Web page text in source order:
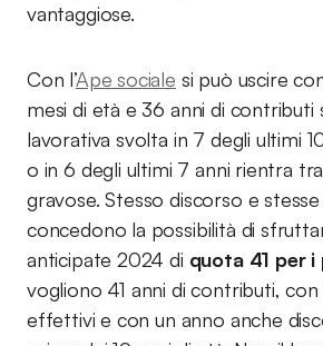
vantaggiose.
Con l’Ape sociale si può uscire
mesi di età e 36 anni di contributi
lavorativa svolta in 7 degli ultimi
o in 6 degli ultimi 7 anni rientra
gravose. Stesso discorso e
concedono la possibilità di
anticipate 2024 di quota 41 per i
vogliono 41 anni di contributi,
effettivi e con un anno anche